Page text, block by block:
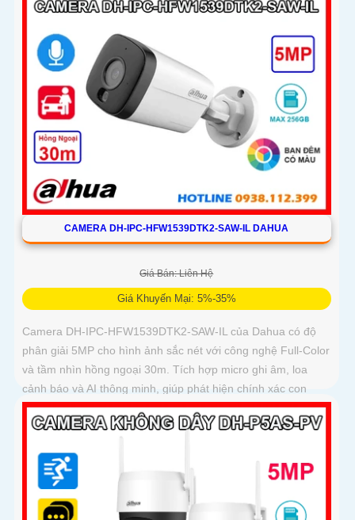
CAMERA DH-IPC-HFW1539DTK2-SAW-IL DAHUA
Giá Bán: Liên Hệ
Giá Khuyến Mại: 5%-35%
Camera DH-IPC-HFW1539DTK2-SAW-IL của Dahua có độ
phân giải 5MP cho hình ảnh sắc nét với công nghệ Full-Color
và tầm nhìn hồng ngoại 30m. Tích hợp micro ghi âm, loa
cảnh báo và AI thông minh, giúp phát hiện chính xác con
người và phương tiện